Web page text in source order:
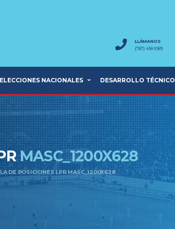
LLÁMANOS
(787) 418-1089
NACIONALES DESARROLLO TÉCNICO
MASC_1200X628
DE POSICIONES LPR MASC_1200X628